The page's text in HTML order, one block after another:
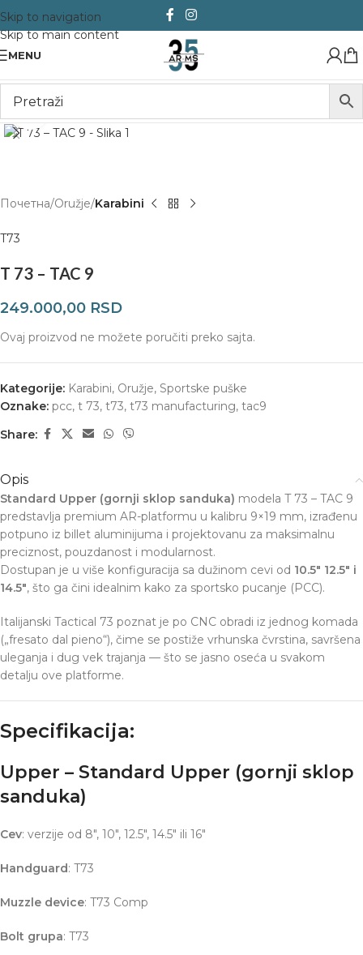
Skip to navigation
Skip to main content
MENU
Почетна Oružje Karabini
T73
T 73 – TAC 9
249.000,00 RSD
Ovaj proizvod ne možete poručiti preko sajta.
Kategorije: Karabini, Oružje, Sportske puške
Oznake: pcc, t 73, t73, t73 manufacturing, tac9
Share:
Opis
Standard Upper (gornji sklop sanduka) modela T 73 – TAC 9
predstavlja premium AR-platformu u kalibru 9×19 mm, izrađenu
potpuno iz billet aluminijuma i projektovanu za maksimalnu
preciznost, pouzdanost i modularnost.
Dostupan je u više konfiguracija sa dužinom cevi od 10.5″ 12.5″ i
14.5″, što ga čini idealnim kako za sportsko pucanje (PCC).
Italijanski Tactical 73 poznat je po CNC obradi iz jednog komada
(„fresato dal pieno“), čime se postiže vrhunska čvrstina, savršena
uleganja i dug vek trajanja — što se jasno oseća u svakom
detalju ove platforme.
Specifikacija:
Upper – Standard Upper (gornji sklop
sanduka)
Cev: verzije od 8″, 10″, 12.5″, 14.5″ ili 16″
Handguard: T73
Muzzle device: T73 Comp
Bolt grupa: T73